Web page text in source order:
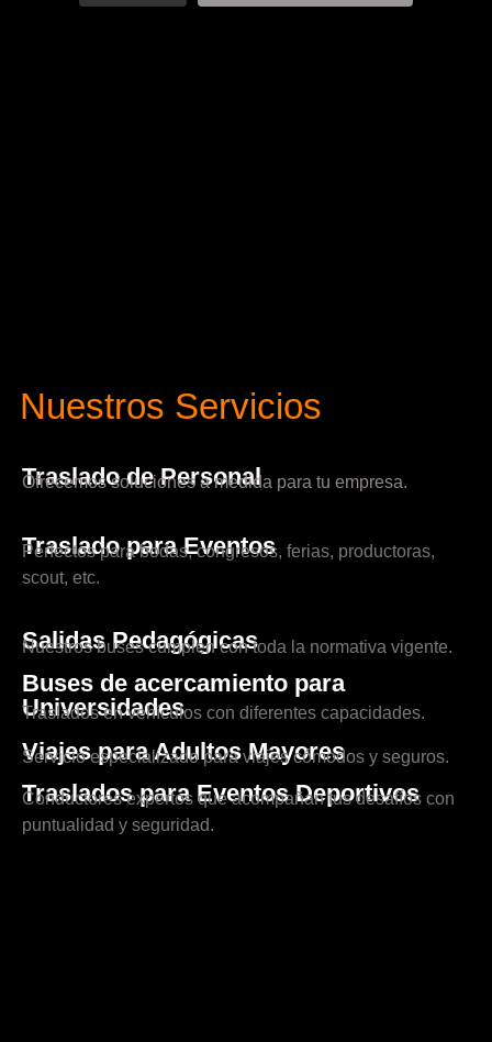
Nuestros Servicios
Traslado de Personal
Ofrecemos soluciones a medida para tu empresa.
Traslado para Eventos
Perfectos para bodas, congresos, ferias, productoras,
scout, etc.
Salidas Pedagógicas
Nuestros buses cumplen con toda la normativa vigente.
Buses de acercamiento para
Universidades
Traslados en vehículos con diferentes capacidades.
Viajes para Adultos Mayores
Servicio especializado para viajes cómodos y seguros.
Traslados para Eventos Deportivos
Conductores expertos que acompañan tus desafíos con
puntualidad y seguridad.